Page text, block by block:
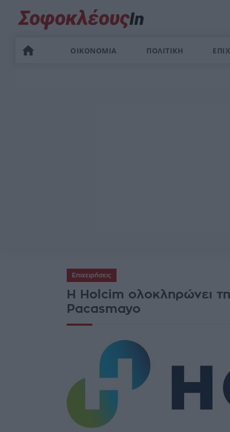
ΟΙΚΟΝΟΜΙΑ ΠΟΛΙΤΙΚΗ
Επιχειρήσεις
Η Holcim ολοκληρώνει
Pacasmayo